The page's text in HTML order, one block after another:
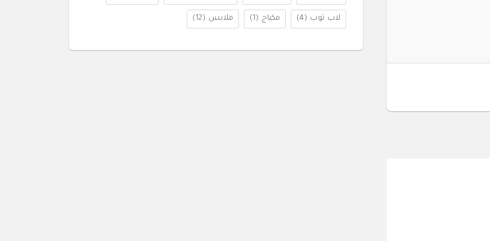
لاب توب (4) مكياج (1) ملابس (12)